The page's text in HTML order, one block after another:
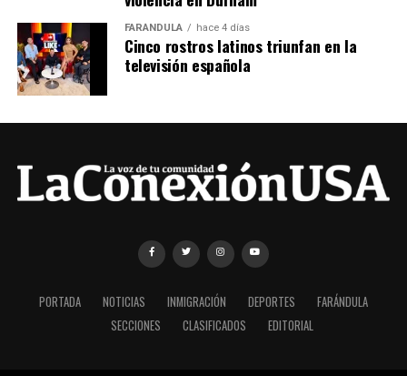
FARÁNDULA hace 4 días
Cinco rostros latinos triunfan en la
televisión española
PORTADA NOTICIAS INMIGRACIÓN DEPORTES
FARÁNDULA
SECCIONES
CLASIFICADOS EDITORIAL